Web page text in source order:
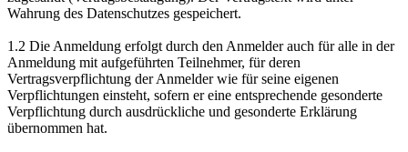
Wahrung des Datenschutzes gespeichert.
1.2 Die Anmeldung erfolgt durch den Anmelder auch für alle in der
Anmeldung mit aufgeführten Teilnehmer, für deren
Vertragsverpflichtung der Anmelder wie für seine eigenen
Verpflichtungen einsteht, sofern er eine entsprechende gesonderte
Verpflichtung durch ausdrückliche und gesonderte Erklärung
übernommen hat.